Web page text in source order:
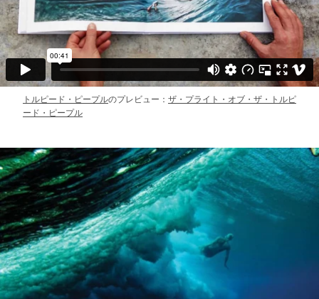
トルピード・ピープルのプレビュー： ザ・プライト・オブ・ザ・トルピ
ード・ピープル